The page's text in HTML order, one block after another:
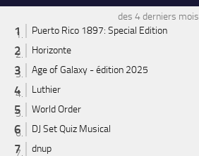
des 4 derniers mois
Puerto Rico 1897: Special Edition
Horizonte
Age of Galaxy - édition 2025
Luthier
World Order
DJ Set Quiz Musical
dnup